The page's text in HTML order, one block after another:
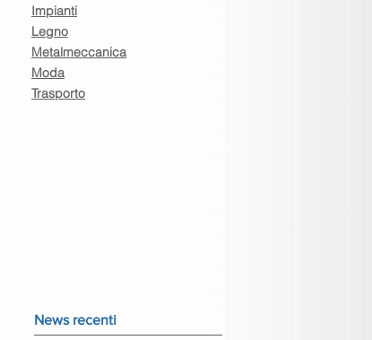
Impianti
Legno
Metalmeccanica
Moda
Trasporto
News recenti